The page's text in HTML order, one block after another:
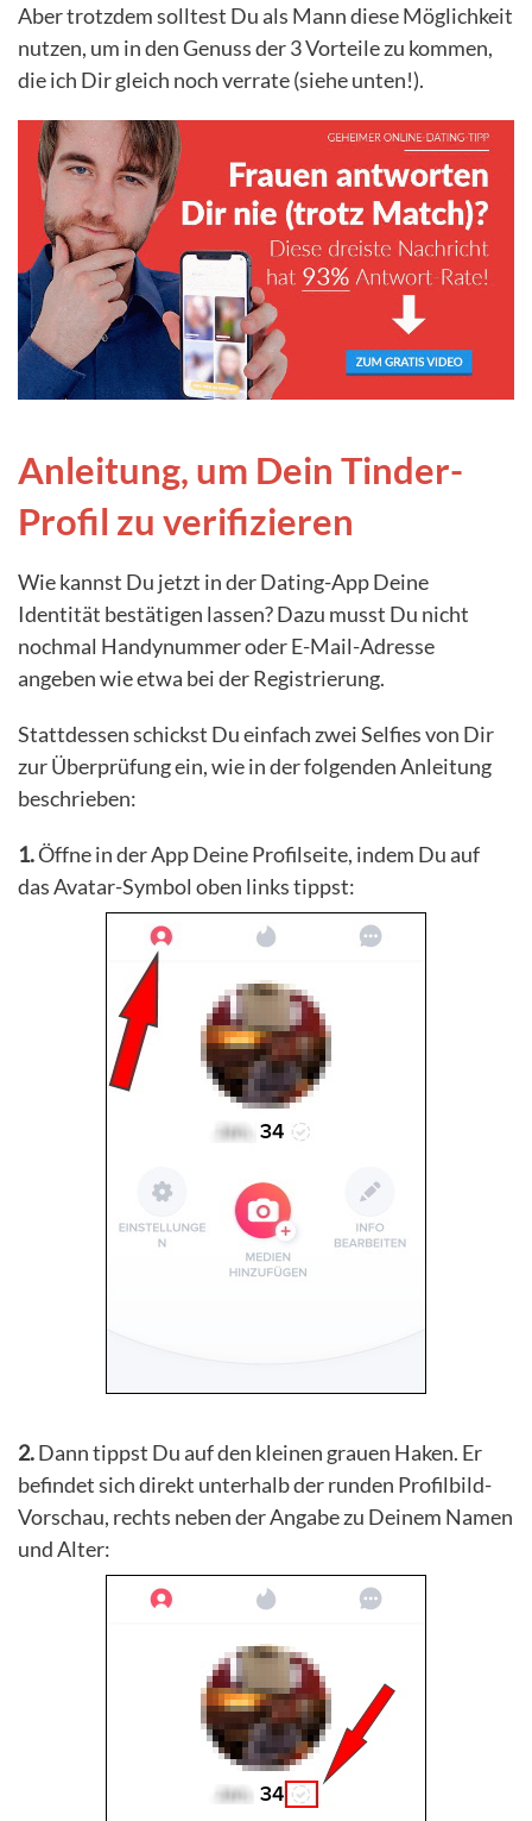
Aber trotzdem solltest Du als Mann diese Möglichkeit
nutzen, um in den Genuss der 3 Vorteile zu kommen,
die ich Dir gleich noch verrate (siehe unten!).
Anleitung, um Dein Tinder-
Profil zu verifizieren
Wie kannst Du jetzt in der Dating-App Deine
Identität bestätigen lassen? Dazu musst Du nicht
nochmal Handynummer oder E-Mail-Adresse
angeben wie etwa bei der Registrierung.
Stattdessen schickst Du einfach zwei Selfies von Dir
zur Überprüfung ein, wie in der folgenden Anleitung
beschrieben:
1.Öffne in der App Deine Profilseite, indem Du auf
das Avatar-Symbol oben links tippst:
2.Dann tippst Du auf den kleinen grauen Haken. Er
befindet sich direkt unterhalb der runden Profilbild-
Vorschau, rechts neben der Angabe zu Deinem Namen
und Alter: